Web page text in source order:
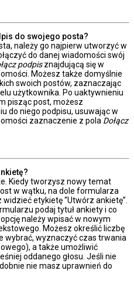
do swojego posta?
należy go najpierw utworzyć w
do danej wiadomości swój
podpisznajdującą się w
Możesz także domyślnie
swoich postów, zaznaczając
użytkownika. Po uaktywnieniu
pisząc post, możesz
do niego podpisu, usuwając w
zaznaczenie z pola Dołącz
Kiedy tworzysz nowy temat
w wątku, na dole formularza
etykietę “Utwórz ankietę”.
podaj tytuł ankiety i co
należy wpisać w nowym
Możesz określić liczbę
wybrać, wyznaczyć czas trwania
a także umożliwić
oddanego głosu. Jeśli nie
nie masz uprawnień do